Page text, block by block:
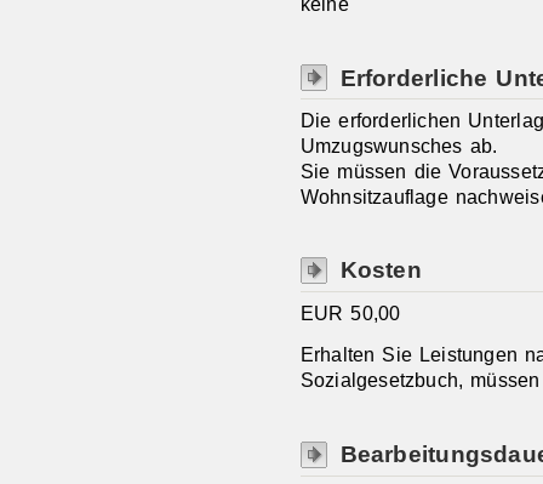
Erforderliche
Die erforderlichen
Umzugswunsches ab.
Sie müssen die
Wohnsitzauflage
Kosten
EUR 50,00
Erhalten Sie Leistungen
Sozialgesetzbuch,